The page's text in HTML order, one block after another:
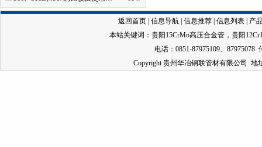
返回首页 信息导航 信息推荐 信息列表
产
本站关键词： 贵阳15CrMo高压合金管 ， 贵阳
电话：0851-87975109、87975078
Copyright 贵州华冶钢联管材有限公司